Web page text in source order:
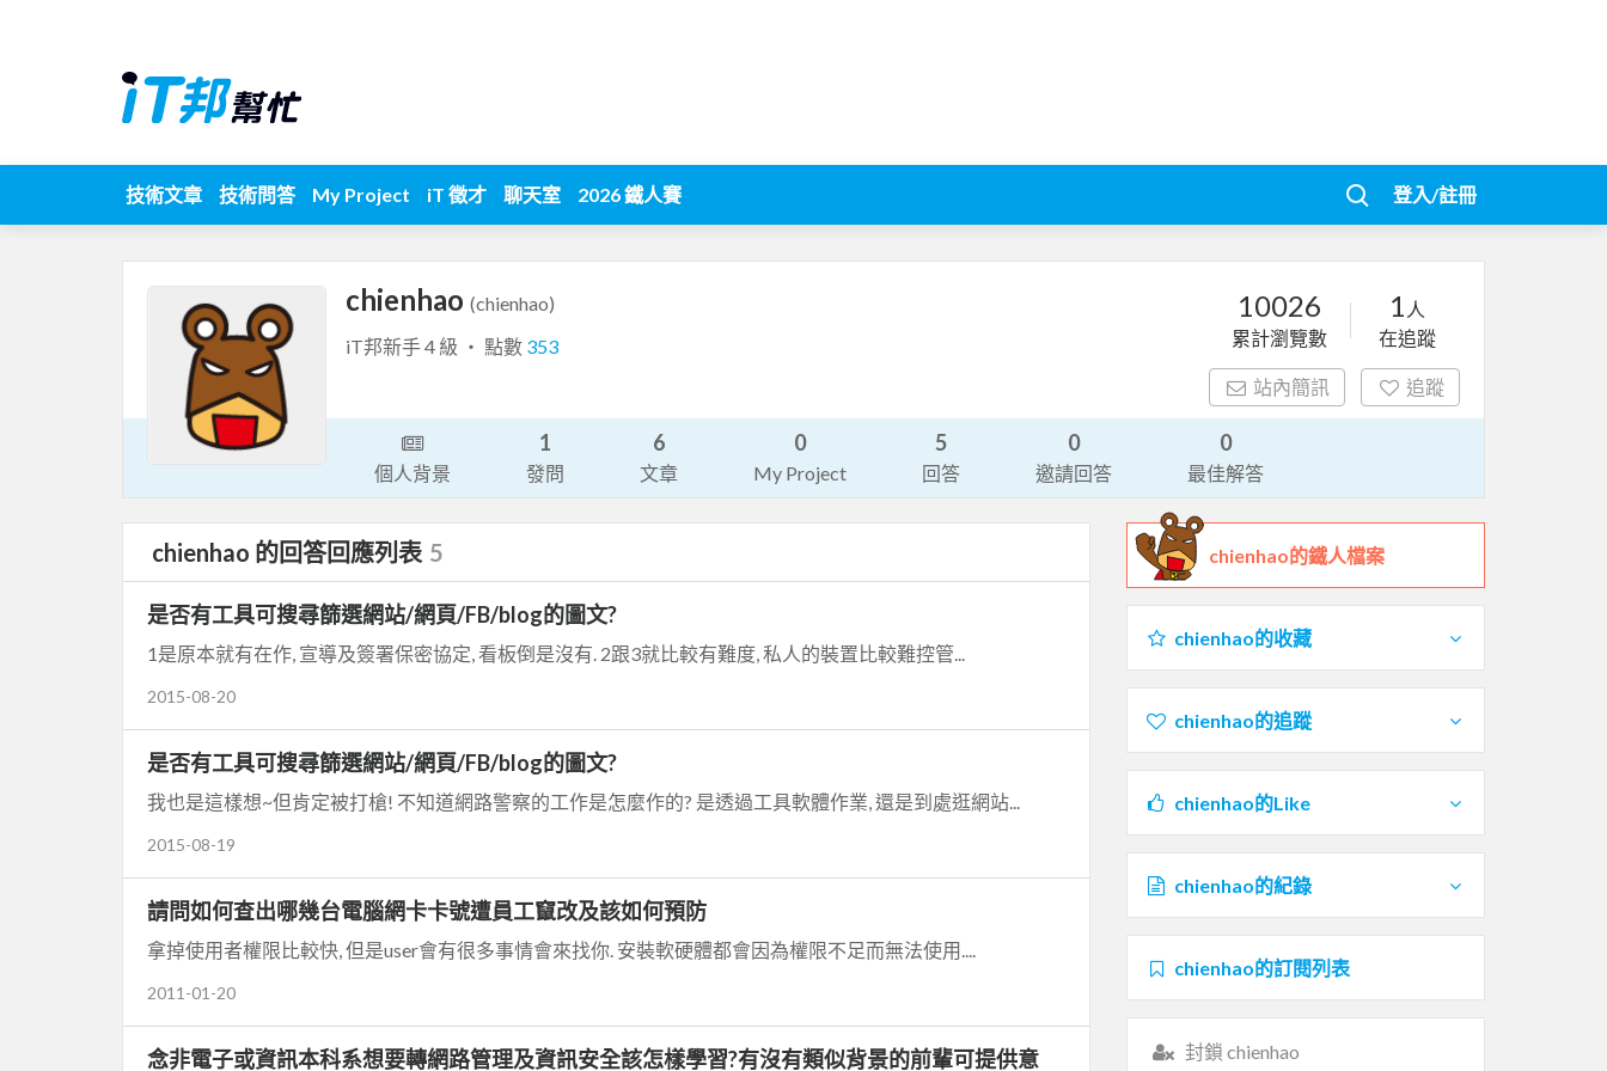
技術文章 技術問答 My Project iT 徵才 聊天室 2026 鐵人賽 登入/註冊
chienhao (chienhao)
iT邦新手 4 級 ‧ 點數 353
10026
累計瀏覽數
1 人
在追蹤
站內簡訊 追蹤
個人背景
1
發問
6
文章
0
My Project
5
回答
0
邀請回答
0
最佳解答
chienhao 的回答回應列表 5
是否有工具可搜尋篩選網站/網頁/FB/blog的圖文?
1是原本就有在作, 宣導及簽署保密協定, 看板倒是沒有. 2跟3就比較有難度, 私人的裝置比較難控管...
2015-08-20
是否有工具可搜尋篩選網站/網頁/FB/blog的圖文?
我也是這樣想~但肯定被打槍! 不知道網路警察的工作是怎麼作的? 是透過工具軟體作業, 還是到處逛網站...
2015-08-19
請問如何查出哪幾台電腦網卡卡號遭員工竄改及該如何預防
拿掉使用者權限比較快, 但是user會有很多事情會來找你. 安裝軟硬體都會因為權限不足而無法使用....
2011-01-20
念非電子或資訊本科系想要轉網路管理及資訊安全該怎樣學習?有沒有類似背景的前輩可提供意
chienhao的鐵人檔案
chienhao的收藏
chienhao的追蹤
chienhao的Like
chienhao的紀錄
chienhao的訂閱列表
封鎖 chienhao